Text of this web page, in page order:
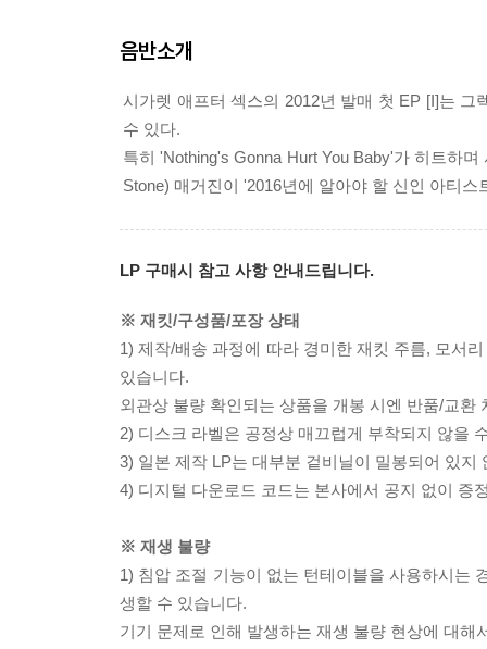
음반소개
시가렛 애프터 섹스의 2012년 발매 첫 EP [I]는
수 있다.
특히 'Nothing's Gonna Hurt You Baby'가 히트하
Stone) 매거진이 '2016년에 알아야 할 신인 아티
LP 구매시 참고 사항 안내드립니다.
※ 재킷/구성품/포장 상태
1) 제작/배송 과정에 따라 경미한 재킷 주름, 모서
있습니다.
외관상 불량 확인되는 상품을 개봉 시엔 반품/교환
2) 디스크 라벨은 공정상 매끄럽게 부착되지 않을
3) 일본 제작 LP는 대부분 겉비닐이 밀봉되어 있지
4) 디지털 다운로드 코드는 본사에서 공지 없이 증
※ 재생 불량
1) 침압 조절 기능이 없는 턴테이블을 사용하시는
생할 수 있습니다.
기기 문제로 인해 발생하는 재생 불량 현상에 대